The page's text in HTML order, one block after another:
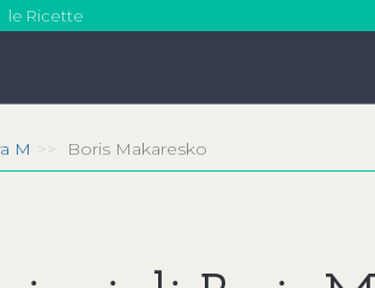
le Ricette
M Boris Makaresko